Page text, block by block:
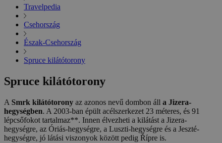
Travelpedia
Csehország
Észak-Csehország
Spruce kilátótorony
Spruce kilátótorony
A Smrk kilátótorony az azonos nevű dombon áll a Jizera-
hegységben. A 2003-ban épült acélszerkezet 23 méteres, és 91
lépcsőfokot tartalmaz**. Innen élvezheti a kilátást a Jizera-
hegységre, az Óriás-hegységre, a Luszti-hegységre és a Jeszté-
hegységre, jó látási viszonyok között pedig Řípre is.